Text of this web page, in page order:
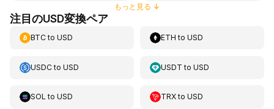
もっと見る ↓
注目のUSD変換ペア
BTCto USD ETH toUSD
USDCto USD USDT toUSD
SOL to USD TRXtoUSD